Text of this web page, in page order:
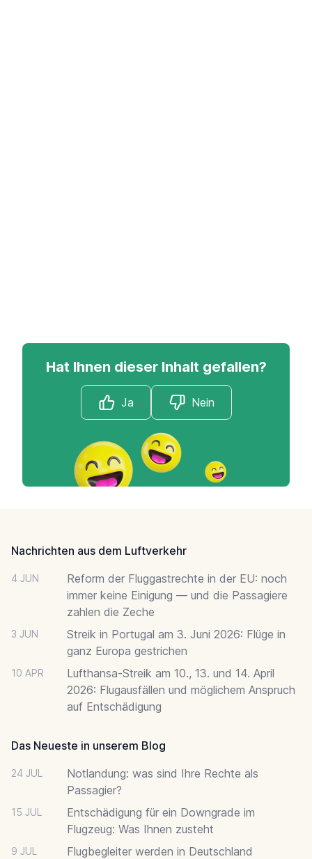
Hat Ihnen dieser Inhalt gefallen?
Ja Nein
Nachrichten aus dem Luftverkehr
4 JUN
Reform der Fluggastrechte in der EU: noch
immer keine Einigung — und die Passagiere
zahlen die Zeche
3 JUN
Streik in Portugal am 3. Juni 2026: Flüge in
ganz Europa gestrichen
10 APR
Lufthansa-Streik am 10., 13. und 14. April
2026: Flugausfällen und möglichem Anspruch
auf Entschädigung
Das Neueste in unserem Blog
24 JUL
Notlandung: was sind Ihre Rechte als
Passagier?
15 JUL
Entschädigung für ein Downgrade im
Flugzeug: Was Ihnen zusteht
9 JUL Flugbegleiter werden in Deutschland